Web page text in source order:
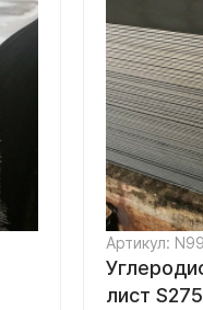
Артикул:
лист